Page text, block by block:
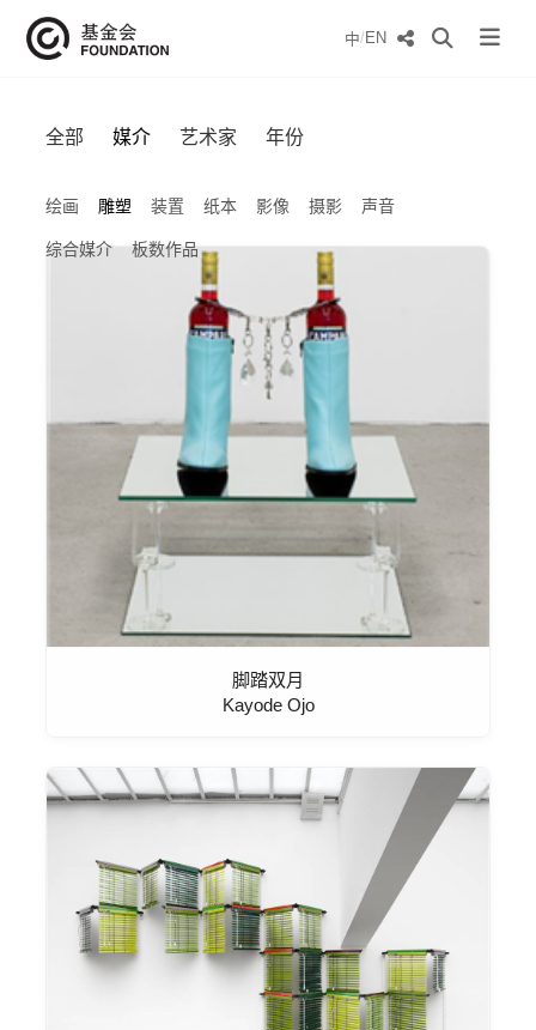
中/EN
全部 媒介
绘画 雕塑 装置 纸本 影像 摄影 声音
综合媒介 板数作品
艺术家 年份
脚踏双月
Kayode Ojo